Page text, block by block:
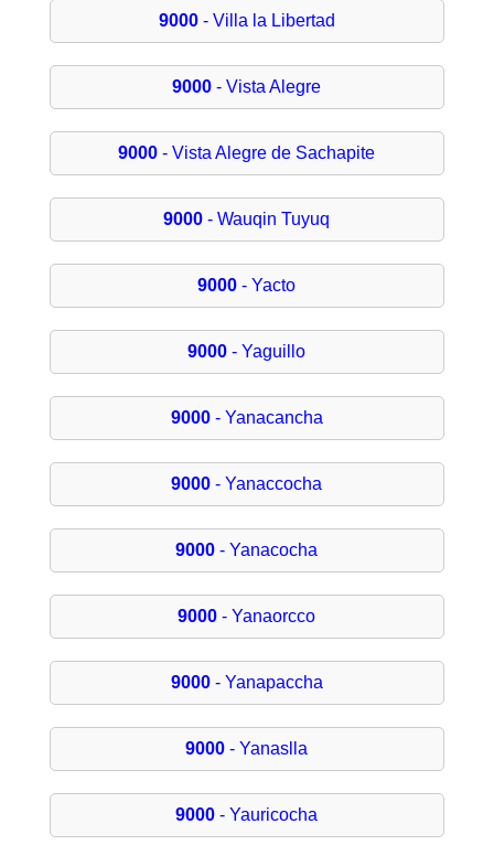
9000- Villa la Libertad
9000 - Vista Alegre
9000 - Vista Alegre de Sachapite
9000 - Wauqin Tuyuq
9000 - Yacto
9000 - Yaguillo
9000- Yanacancha
9000 - Yanaccocha
9000 - Yanacocha
9000 - Yanaorcco
9000- Yanapaccha
9000 - Yanaslla
9000 - Yauricocha